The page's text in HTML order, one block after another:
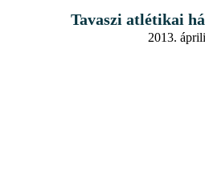
Tavaszi atlétikai
2013.